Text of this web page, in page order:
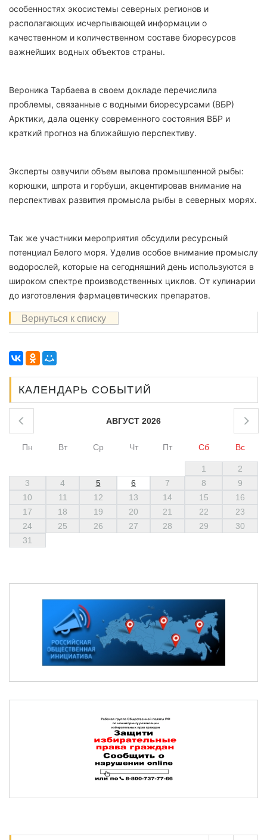
особенностях экосистемы северных регионов и
располагающих исчерпывающей информации о
качественном и количественном составе биоресурсов
важнейших водных объектов страны.
Вероника Тарбаева в своем докладе перечислила
проблемы, связанные с водными биоресурсами (ВБР)
Арктики, дала оценку современного состояния ВБР и
краткий прогноз на ближайшую перспективу.
Эксперты озвучили объем вылова промышленной рыбы:
корюшки, шпрота и горбуши, акцентировав внимание на
перспективах развития промысла рыбы в северных морях.
Так же участники мероприятия обсудили ресурсный
потенциал Белого моря. Уделив особое внимание промыслу
водорослей, которые на сегодняшний день используются в
широком спектре производственных циклов. От кулинарии
до изготовления фармацевтических препаратов.
Вернуться к списку
КАЛЕНДАРЬ СОБЫТИЙ
АВГУСТ 2026
Пн Вт Ср Чт Пт Сб Вс
1
2
3
4 5 6 7 8
9
10
11 12 13 14 15
16
17
18 19 20 21 22
23
24
25 26 27 28 29
30
31